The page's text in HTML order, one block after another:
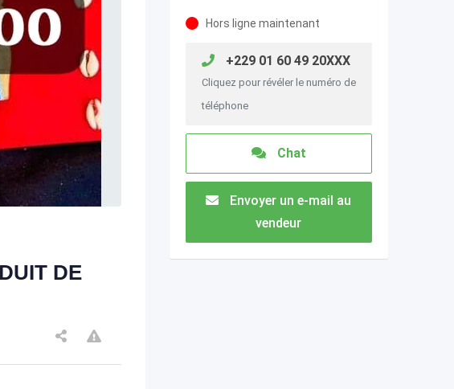
DE
Hors ligne maintenant
+229 01 60 49 20XXX
Cliquez pour révéler le numéro de
téléphone
Chat
Envoyer un e-mail au
vendeur